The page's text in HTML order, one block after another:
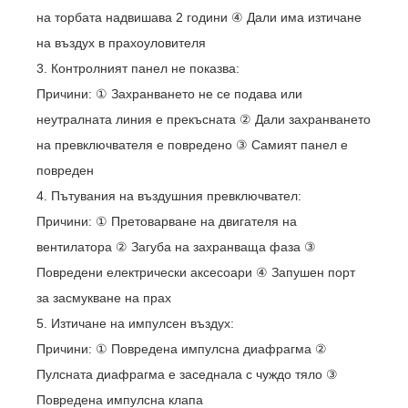
на торбата надвишава 2 години ④ Дали има изтичане
на въздух в прахоуловителя
3. Контролният панел не показва:
Причини: ① Захранването не се подава или
неутралната линия е прекъсната ② Дали захранването
на превключвателя е повредено ③ Самият панел е
повреден
4. Пътувания на въздушния превключвател:
Причини: ① Претоварване на двигателя на
вентилатора ② Загуба на захранваща фаза ③
Повредени електрически аксесоари ④ Запушен порт
за засмукване на прах
5. Изтичане на импулсен въздух:
Причини: ① Повредена импулсна диафрагма ②
Пулсната диафрагма е заседнала с чуждо тяло ③
Повредена импулсна клапа